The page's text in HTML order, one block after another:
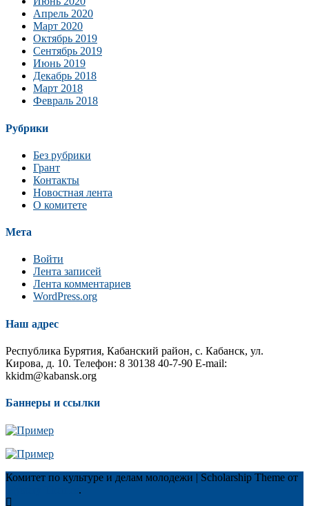
Апрель 2020
Март 2020
Октябрь 2019
Сентябрь 2019
Июнь 2019
Декабрь 2018
Март 2018
Февраль 2018
Рубрики
Без рубрики
Грант
Контакты
Новостная лента
О комитете
Мета
Войти
Лента записей
Лента комментариев
WordPress.org
Наш адрес
Республика Бурятия, Кабанский район, с. Кабанск, ул.
Кирова, д. 10. Телефон: 8 30138 40-7-90 E-mail:
kkidm@kabansk.org
Баннеры и ссылки
Комитет по культуре и делам молодежи | Scholarship Theme от
.